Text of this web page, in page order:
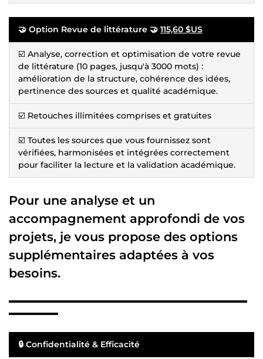
🤝 Option Revue de littérature 🤝 115,60 $US
☑️ Analyse, correction et optimisation de votre revue
de littérature (10 pages, jusqu'à 3000 mots) :
amélioration de la structure, cohérence des idées,
pertinence des sources et qualité académique.
☑️ Retouches illimitées comprises et gratuites
☑️ Toutes les sources que vous fournissez sont
vérifiées, harmonisées et intégrées correctement
pour faciliter la lecture et la validation académique.
Pour une analyse et un
accompagnement approfondi de vos
projets, je vous propose des options
supplémentaires adaptées à vos
besoins.
▬▬▬▬▬▬▬▬▬▬▬▬▬▬▬▬▬▬▬▬▬▬▬▬▬▬▬▬▬
▬▬▬▬▬▬
🔒 Confidentialité & Efficacité